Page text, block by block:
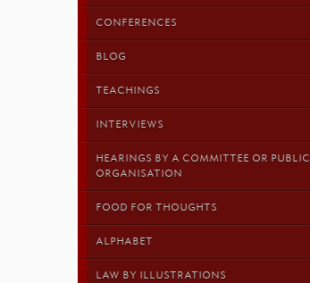
CONFERENCES
BLOG
TEACHINGS
INTERVIEWS
HEARINGS BY A COMMITTEE OR PUBLIC
ORGANISATION
FOOD FOR THOUGHTS
ALPHABET
LAW BY ILLUSTRATIONS